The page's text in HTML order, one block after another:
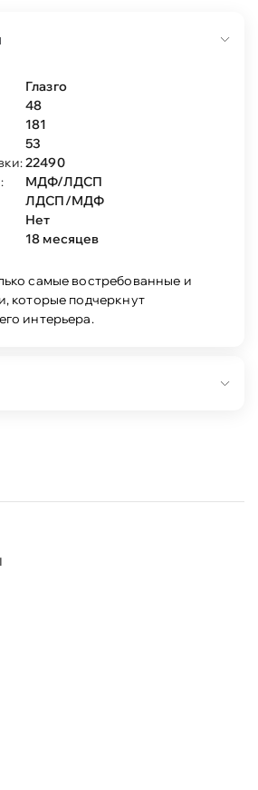
Глазго
48
181
53
22490
МДФ/ЛДСП
ЛДСП/МДФ
Нет
18 месяцев
самые востребованные и
которые подчеркнут
интерьера.